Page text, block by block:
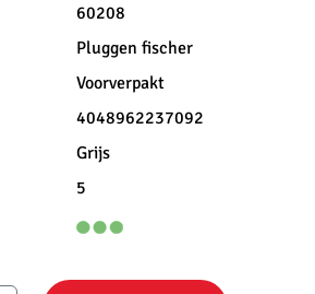
60208
Pluggen fischer
Voorverpakt
4048962237092
Grijs
5